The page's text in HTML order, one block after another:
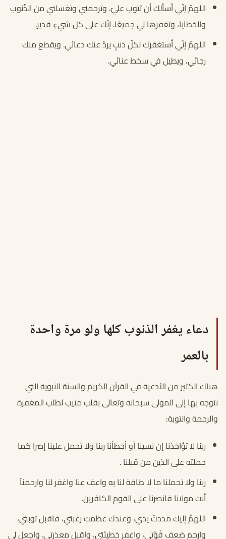
اللهمّ إنّي أسألك أن تتوب عليّ، وترحمني وتغسلني من الذّنوب
والخطايا، وتغفرها لي جميعًا. إنّك على كل شيءٍ قدير.
اللهمّ إنّي أستغفرك لكلّ ذنبٍ يردّ عنك دعائي. ويقطع منك
رجائي، ويطيل في سخط عنائي.
دعاء يغفر الذنوب كلها ولو مرة واحدة
بالعمر
هناك الكثير من الأدعية في القرآن الكريم والسنة النبوية التي
نتوجه بها إلى المولى سبحانه وتعالى بقلب منيب لطلب المغفرة
والرحمة والتوبة:
ربنا لا تؤاخذنا إن نسينا أو أخطأنا ربنا ولا تحمل علينا إصرا كما
حملته على الذين من قبلنا .
ربنا ولا تحملنا ما لا طاقة لنا به واعف عنا واغفر لنا وارحمنآ
أنت مولانا فانصرنا على القوم الكافرين.
اللهمَّ إليك مددتُ يدي، وعندك عظمت رغبتي، فاقبل توبتي،
وارحم ضعف قُوّتي، واغفر خطيئتي، واقبل معذرتي. واجعل لي